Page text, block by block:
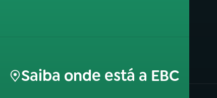
Saiba onde está a EBC